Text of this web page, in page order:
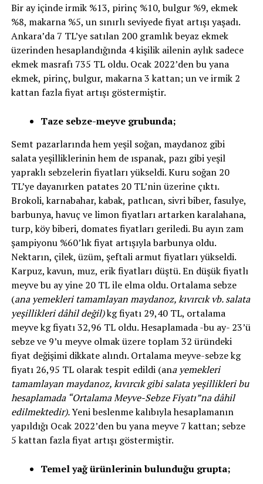
Bir ay içinde irmik %13, pirinç %10, bulgur %9, ekmek
%8, makarna %5, un sınırlı seviyede fiyat artışı yaşadı.
Ankara’da 7 TL’ye satılan 200 gramlık beyaz ekmek
üzerinden hesaplandığında 4 kişilik ailenin aylık sadece
ekmek masrafı 735 TL oldu. Ocak 2022’den bu yana
ekmek, pirinç, bulgur, makarna 3 kattan; un ve irmik 2
kattan fazla fiyat artışı göstermiştir.
Taze sebze-meyve grubunda;
Semt pazarlarında hem yeşil soğan, maydanoz gibi
salata yeşilliklerinin hem de ıspanak, pazı gibi yeşil
yapraklı sebzelerin fiyatları yükseldi. Kuru soğan 20
TL’ye dayanırken patates 20 TL’nin üzerine çıktı.
Brokoli, karnabahar, kabak, patlıcan, sivri biber, fasulye,
barbunya, havuç ve limon fiyatları artarken karalahana,
turp, köy biberi, domates fiyatları geriledi. Bu ayın zam
şampiyonu %60’lık fiyat artışıyla barbunya oldu.
Nektarın, çilek, üzüm, şeftali armut fiyatları yükseldi.
Karpuz, kavun, muz, erik fiyatları düştü. En düşük fiyatlı
meyve bu ay yine 20 TL ile elma oldu. Ortalama sebze
(ana yemekleri tamamlayan maydanoz, kıvırcık vb. salata
yeşillikleri dâhil değil)kg fiyatı 29,40 TL, ortalama
meyve kg fiyatı 32,96 TL oldu. Hesaplamada -bu ay- 23’ü
sebze ve 9’u meyve olmak üzere toplam 32 üründeki
fiyat değişimi dikkate alındı. Ortalama meyve-sebze kg
fiyatı 26,95 TL olarak tespit edildi (ana yemekleri
tamamlayan maydanoz, kıvırcık gibi salata yeşillikleri bu
hesaplamada “Ortalama Meyve-Sebze Fiyatı”na dâhil
edilmektedir).Yeni beslenme kalıbıyla hesaplamanın
yapıldığı Ocak 2022’den bu yana meyve 7 kattan; sebze
5 kattan fazla fiyat artışı göstermiştir.
Temel yağ ürünlerinin bulunduğu grupta;